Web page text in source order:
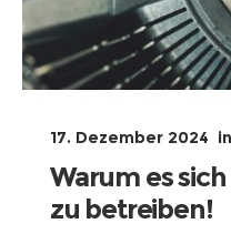
17. Dezember 2024 in
Warum es
zu betreiben!